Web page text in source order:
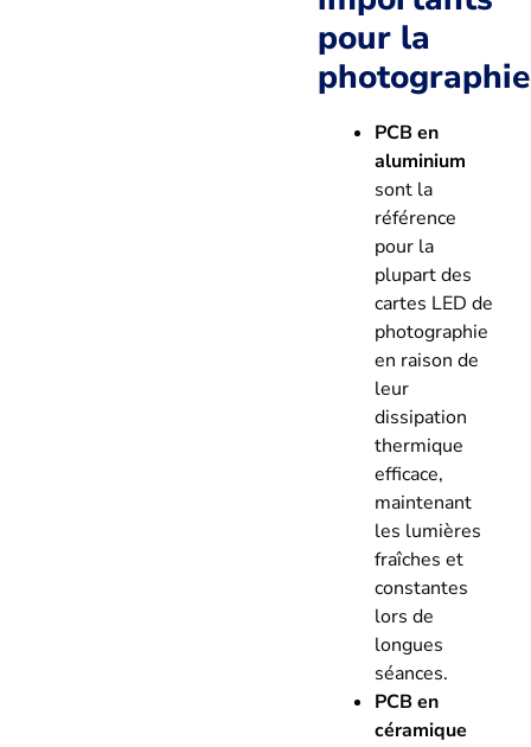
pour la
photographie
PCB en
aluminium
sont la
référence
pour la
plupart des
cartes LED de
photographie
en raison de
leur
dissipation
thermique
efficace,
maintenant
les lumières
fraîches et
constantes
lors de
longues
séances.
PCB en
céramique